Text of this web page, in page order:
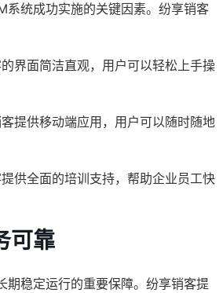
系统成功实施的关键因素。纷享销客
界面简洁直观，用户可以轻松上手操
提供移动端应用，用户可以随时随地
供全面的培训支持，帮助企业员工快
可靠
期稳定运行的重要保障。纷享销客提